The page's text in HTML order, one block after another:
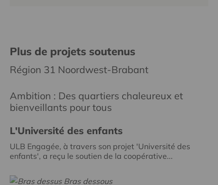
Plus de projets soutenus
Région 31 Noordwest-Brabant
Ambition : Des quartiers chaleureux et
bienveillants pour tous
L'Université des enfants
ULB Engagée, à travers son projet 'Université des
enfants', a reçu le soutien de la coopérative...